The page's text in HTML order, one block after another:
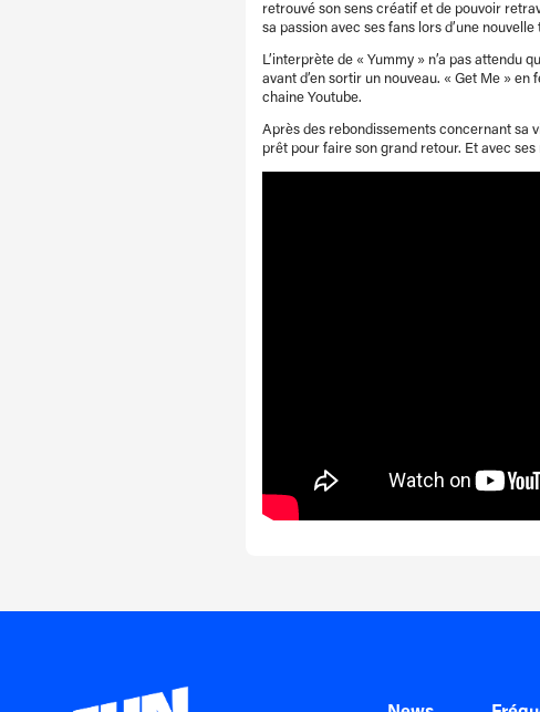
retrouvé son sens créatif et de pouvoir
sa passion avec ses fans lors d’une nouvelle
L’interprète de « Yummy » n’a pas attendu
avant d’en sortir un nouveau. « Get Me »
chaine Youtube.
Après des rebondissements concernant sa
prêt pour faire son grand retour. Et avec